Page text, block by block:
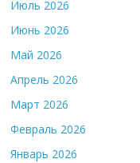
Июль 2026
Июнь 2026
Май 2026
Апрель 2026
Март 2026
Февраль 2026
Январь 2026